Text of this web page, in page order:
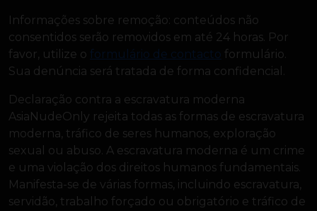
Informações sobre remoção: conteúdos não
consentidos serão removidos em até 24 horas. Por
favor, utilize o formulário de contacto formulário.
Sua denúncia será tratada de forma confidencial.
Declaração contra a escravatura moderna
AsiaNudeOnly rejeita todas as formas de escravatura
moderna, tráfico de seres humanos, exploração
sexual ou abuso. A escravatura moderna é um crime
e uma violação dos direitos humanos fundamentais.
Manifesta-se de várias formas, incluindo escravatura,
servidão, trabalho forçado ou obrigatório e tráfico de